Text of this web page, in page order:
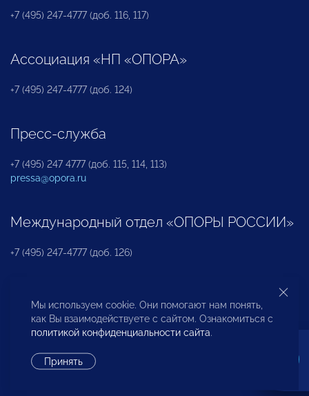
+7 (495) 247-4777 (доб. 116, 117)
Ассоциация «НП «ОПОРА»
+7 (495) 247-4777 (доб. 124)
Пресс-служба
+7 (495) 247 4777 (доб. 115, 114, 113)
pressa@opora.ru
Международный отдел «ОПОРЫ РОССИИ»
+7 (495) 247-4777 (доб. 126)
Бюро по защите прав предпринимателей и
инвесторов
Мы используем cookie. Они помогают нам понять,
как Вы взаимодействуете с сайтом. Ознакомиться с
политикой конфиденциальности сайта.
Принять